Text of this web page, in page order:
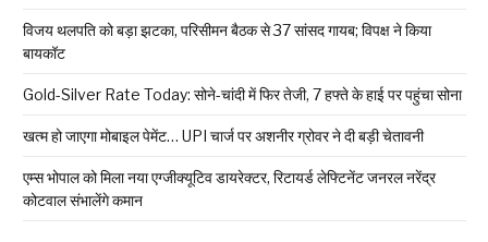
विजय थलपति को बड़ा झटका, परिसीमन बैठक से 37 सांसद गायब; विपक्ष ने किया
बायकॉट
Gold-Silver Rate Today: सोने-चांदी में फिर तेजी, 7 हफ्ते के हाई पर पहुंचा सोना
खत्म हो जाएगा मोबाइल पेमेंट… UPI चार्ज पर अशनीर ग्रोवर ने दी बड़ी चेतावनी
एम्स भोपाल को मिला नया एग्जीक्यूटिव डायरेक्टर, रिटायर्ड लेफ्टिनेंट जनरल नरेंद्र
कोटवाल संभालेंगे कमान